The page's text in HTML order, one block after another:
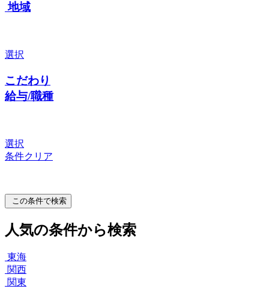
地域
選択
こだわり
給与/職種
選択
条件クリア
この条件で検索
人気の条件から検索
東海
関西
関東